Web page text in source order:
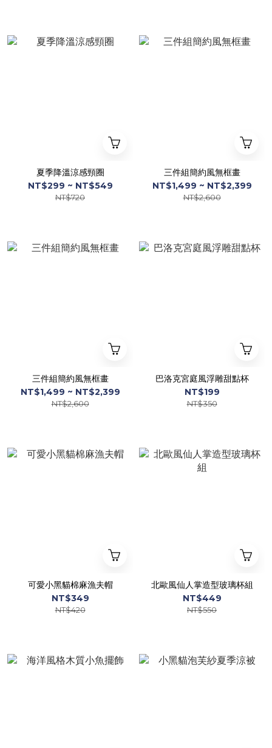
夏季降溫涼感頸圈
NT$299 ~ NT$549
NT$720
三件組簡約風無框畫
NT$1,499 ~ NT$2,399
NT$2,600
三件組簡約風無框畫
NT$1,499 ~ NT$2,399
NT$2,600
巴洛克宮庭風浮雕甜點杯
NT$199
NT$350
可愛小黑貓棉麻漁夫帽
NT$349
NT$420
北歐風仙人掌造型玻璃杯組
NT$449
NT$550